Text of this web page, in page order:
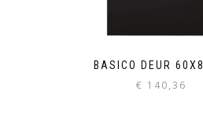
BASICO DEUR
€ 140,36